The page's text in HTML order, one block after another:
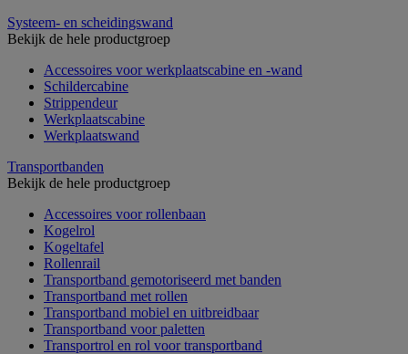
Systeem- en scheidingswand
Bekijk de hele productgroep
Accessoires voor werkplaatscabine en -wand
Schildercabine
Strippendeur
Werkplaatscabine
Werkplaatswand
Transportbanden
Bekijk de hele productgroep
Accessoires voor rollenbaan
Kogelrol
Kogeltafel
Rollenrail
Transportband gemotoriseerd met banden
Transportband met rollen
Transportband mobiel en uitbreidbaar
Transportband voor paletten
Transportrol en rol voor transportband